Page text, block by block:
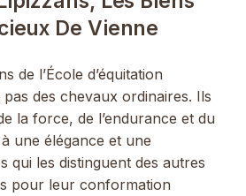
De Vienne
de l’École d’équitation
des chevaux ordinaires. Ils
la force, de l’endurance et du
une élégance et une
qui les distinguent des autres
pour leur conformation